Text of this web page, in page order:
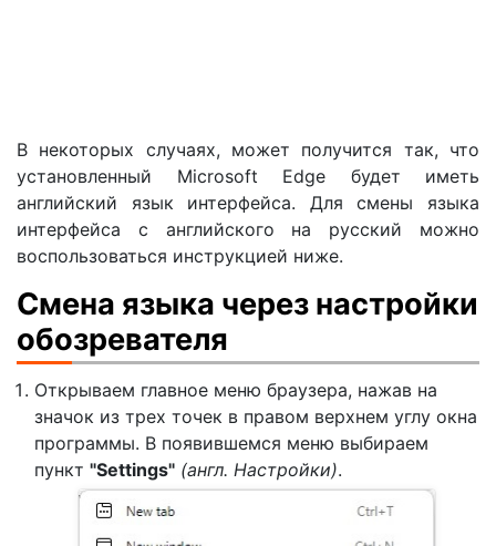
В некоторых случаях, может получится так, что
установленный Microsoft Edge будет иметь
английский язык интерфейса. Для смены языка
интерфейса с английского на русский можно
воспользоваться инструкцией ниже.
Смена языка через настройки
обозревателя
Открываем главное меню браузера, нажав на
значок из трех точек в правом верхнем углу окна
программы. В появившемся меню выбираем
пункт "Settings" (англ. Настройки).